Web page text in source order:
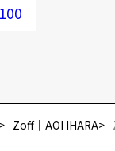
Zoff｜AOI IHARA